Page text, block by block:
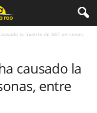
la muerte de 847 personas,
causado la
entre